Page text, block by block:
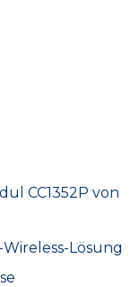
CC1352P von
Lösung